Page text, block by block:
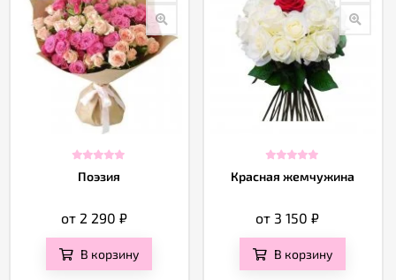
Поэзия
от 2 290 ₽
В корзину
Красная жемчужина
от 3 150₽
В корзину